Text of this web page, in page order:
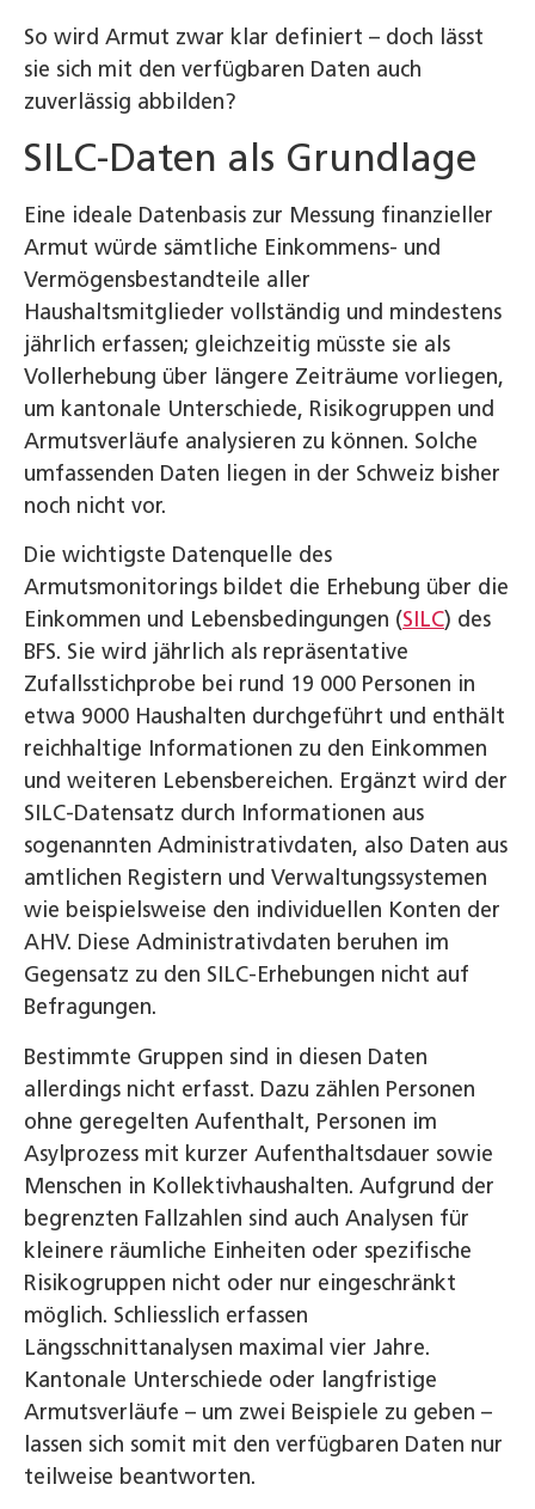
So wird Armut zwar klar definiert – doch lässt
sie sich mit den verfügbaren Daten auch
zuverlässig abbilden?
SILC-Daten als Grundlage
Eine ideale Datenbasis zur Messung finanzieller
Armut würde sämtliche Einkommens- und
Vermögensbestandteile aller
Haushaltsmitglieder vollständig und mindestens
jährlich erfassen; gleichzeitig müsste sie als
Vollerhebung über längere Zeiträume vorliegen,
um kantonale Unterschiede, Risikogruppen und
Armutsverläufe analysieren zu können. Solche
umfassenden Daten liegen in der Schweiz bisher
noch nicht vor.
Die wichtigste Datenquelle des
Armutsmonitorings bildet die Erhebung über die
Einkommen und Lebensbedingungen (SILC) des
BFS. Sie wird jährlich als repräsentative
Zufallsstichprobe bei rund 19 000 Personen in
etwa 9000 Haushalten durchgeführt und enthält
reichhaltige Informationen zu den Einkommen
und weiteren Lebensbereichen. Ergänzt wird der
SILC-Datensatz durch Informationen aus
sogenannten Administrativdaten, also Daten aus
amtlichen Registern und Verwaltungssystemen
wie beispielsweise den individuellen Konten der
AHV. Diese Administrativdaten beruhen im
Gegensatz zu den SILC-Erhebungen nicht auf
Befragungen.
Bestimmte Gruppen sind in diesen Daten
allerdings nicht erfasst. Dazu zählen Personen
ohne geregelten Aufenthalt, Personen im
Asylprozess mit kurzer Aufenthaltsdauer sowie
Menschen in Kollektivhaushalten. Aufgrund der
begrenzten Fallzahlen sind auch Analysen für
kleinere räumliche Einheiten oder spezifische
Risikogruppen nicht oder nur eingeschränkt
möglich. Schliesslich erfassen
Längsschnittanalysen maximal vier Jahre.
Kantonale Unterschiede oder langfristige
Armutsverläufe – um zwei Beispiele zu geben –
lassen sich somit mit den verfügbaren Daten nur
teilweise beantworten.